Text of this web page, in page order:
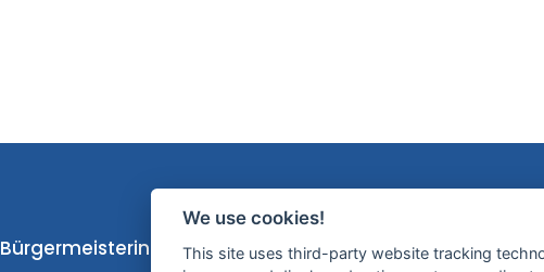
Bürgermeisterin Silke Roßmann
Hilfreiche
We use cookies!
This site uses third-party website tracking